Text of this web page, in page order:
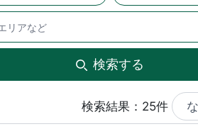
検索する
検索結果：25件